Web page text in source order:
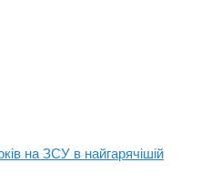
на ЗСУ в найгарячішій